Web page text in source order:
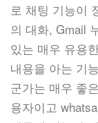
로 채팅 기능이
의 대화, Gmail
있는 매우 유용
내용을 아는 기
군가는 매우 좋
용자이고